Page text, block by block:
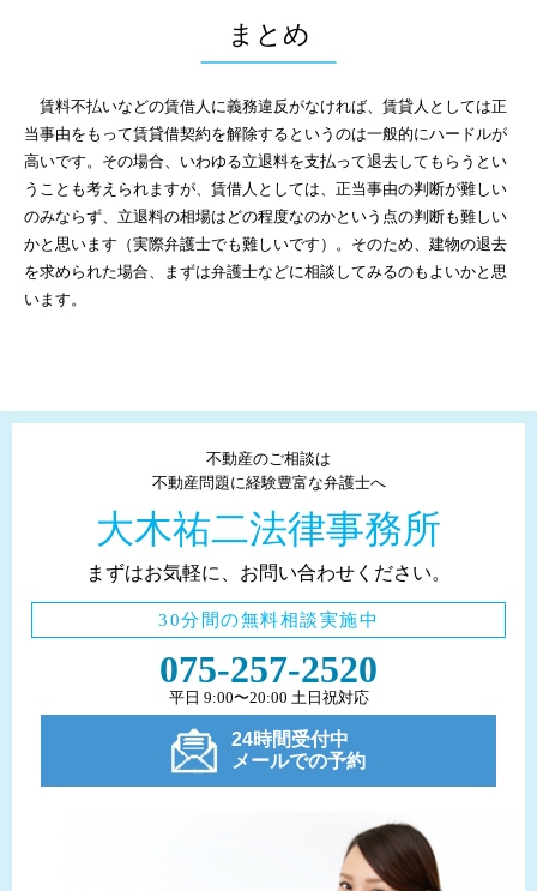
まとめ
賃料不払いなどの賃借人に義務違反がなければ、賃貸人としては正
当事由をもって賃貸借契約を解除するというのは一般的にハードルが
高いです。その場合、いわゆる立退料を支払って退去してもらうとい
うことも考えられますが、賃借人としては、正当事由の判断が難しい
のみならず、立退料の相場はどの程度なのかという点の判断も難しい
かと思います（実際弁護士でも難しいです）。そのため、建物の退去
を求められた場合、まずは弁護士などに相談してみるのもよいかと思
います。
不動産のご相談は
不動産問題に経験豊富な弁護士へ
大木祐二法律事務所
まずはお気軽に、お問い合わせください。
30分間の無料相談実施中
075-257-2520
平日 9:00〜20:00 土日祝対応
24時間受付中
メールでの予約